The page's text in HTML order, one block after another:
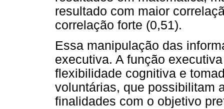
resultado com maior
correlação forte (0,51).
Essa manipulação das
executiva. A função
flexibilidade cognitiva e
voluntárias, que possibilitam
finalidades com o objetivo